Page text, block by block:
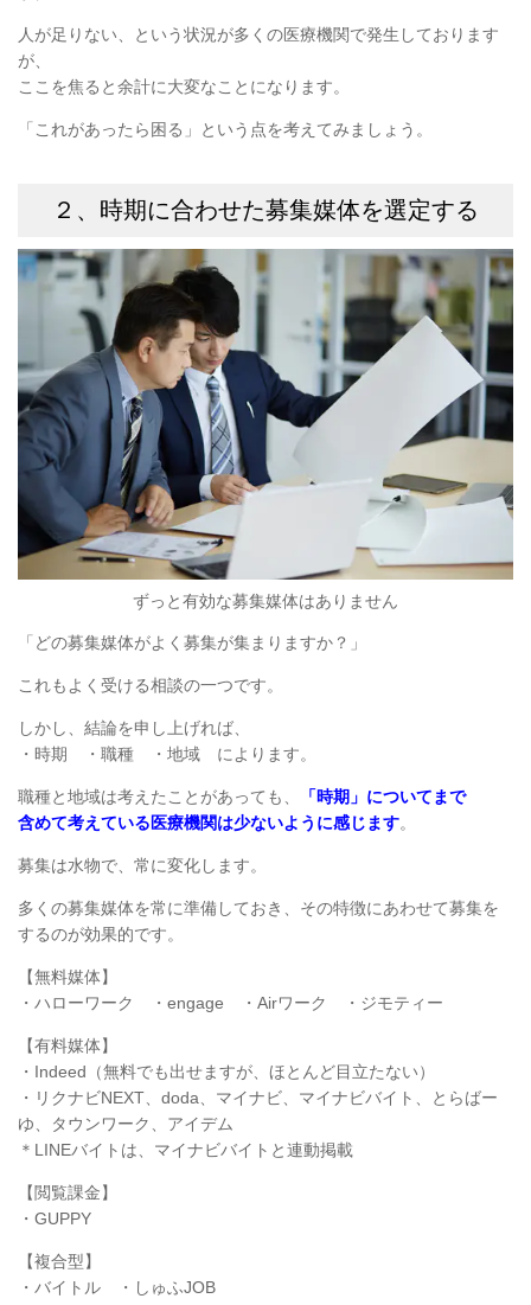
人が足りない、という状況が多くの医療機関で発生しております
が、
ここを焦ると余計に大変なことになります。
「これがあったら困る」という点を考えてみましょう。
２、時期に合わせた募集媒体を選定する
ずっと有効な募集媒体はありません
「どの募集媒体がよく募集が集まりますか？」
これもよく受ける相談の一つです。
しかし、結論を申し上げれば、
・時期 ・職種 ・地域 によります。
職種と地域は考えたことがあっても、
「時期」についてまで
含めて考えている医療機関は少ないように感じます。
募集は水物で、常に変化します。
多くの募集媒体を常に準備しておき、その特徴にあわせて募集を
するのが効果的です。
【無料媒体】
・ハローワーク​ ・engage ・Airワーク ・ジモティー
【有料媒体】
・Indeed（無料でも出せますが、ほとんど目立たない）
・リクナビNEXT、doda、マイナビ、マイナビバイト、とらばー
ゆ、タウンワーク、アイデム
＊LINEバイトは、マイナビバイトと連動掲載
【閲覧課金】
・GUPPY
【複合型】
・バイトル ・しゅふJOB